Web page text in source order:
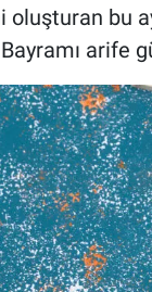
oluşturan bu
arife